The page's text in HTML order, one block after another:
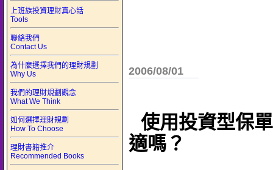
上班族投資理財真心話
Tools
聯絡我們
Contact Us
為什麼選擇我們的理財規劃
Why Us
我們的理財規劃觀念
What We Think
如何選擇理財規劃
How To Choose
理財書籍推介
Recommended Books
2006/08/01
使用投資型保
適嗎？